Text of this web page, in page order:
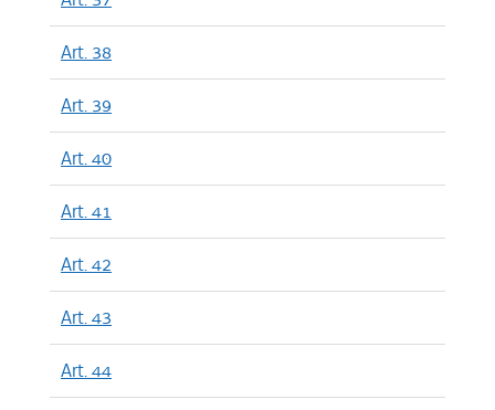
Art. 38
Art. 39
Art. 40
Art. 41
Art. 42
Art. 43
Art. 44